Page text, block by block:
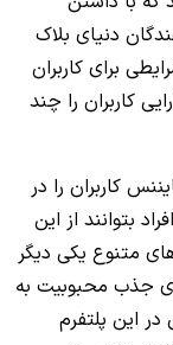
دنیای بلاک
برای کاربران
کاربران را چند
کاربران را در
بتوانند از این
متنوع یکی دیگر
جذب محبوبیت به
در این پلتفرم